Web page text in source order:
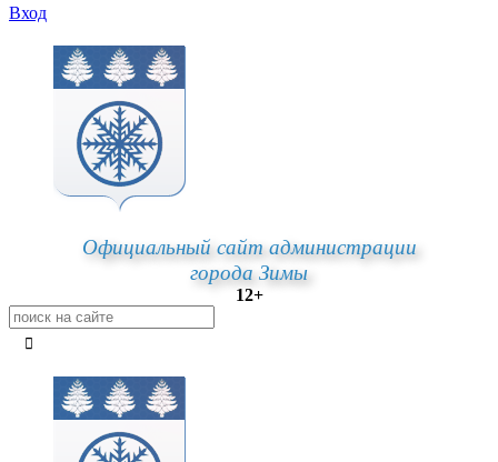
Вход
Официальный сайт администрации
города Зимы
12+